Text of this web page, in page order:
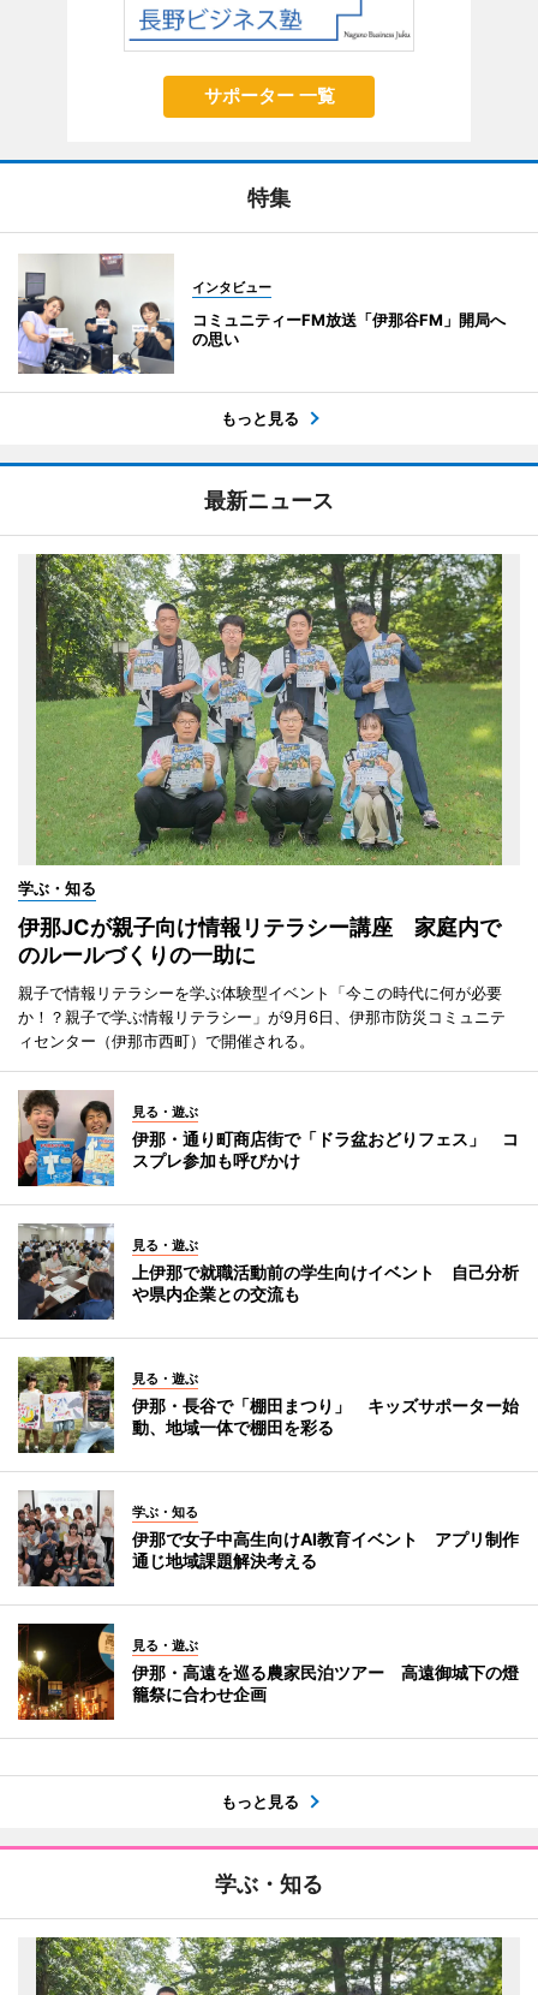
サポーター 一覧
特集
インタビュー
コミュニティーFM放送「伊那谷FM」開局へ
の思い
もっと見る
最新ニュース
学ぶ・知る
伊那JCが親子向け情報リテラシー講座 家庭内で
のルールづくりの一助に
親子で情報リテラシーを学ぶ体験型イベント「今この時代に何が必要
か！？親子で学ぶ情報リテラシー」が9月6日、伊那市防災コミュニテ
ィセンター（伊那市西町）で開催される。
見る・遊ぶ
伊那・通り町商店街で「ドラ盆おどりフェス」 コ
スプレ参加も呼びかけ
見る・遊ぶ
上伊那で就職活動前の学生向けイベント 自己分析
や県内企業との交流も
見る・遊ぶ
伊那・長谷で「棚田まつり」 キッズサポーター始
動、地域一体で棚田を彩る
学ぶ・知る
伊那で女子中高生向けAI教育イベント アプリ制作
通じ地域課題解決考える
見る・遊ぶ
伊那・高遠を巡る農家民泊ツアー 高遠御城下の燈
籠祭に合わせ企画
もっと見る
学ぶ・知る